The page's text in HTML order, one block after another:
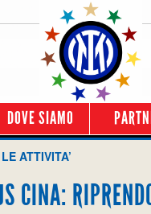
DOVE SIAMO
ATTIVITA’
CINA: